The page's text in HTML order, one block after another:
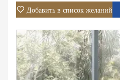
Добавить в список желаний